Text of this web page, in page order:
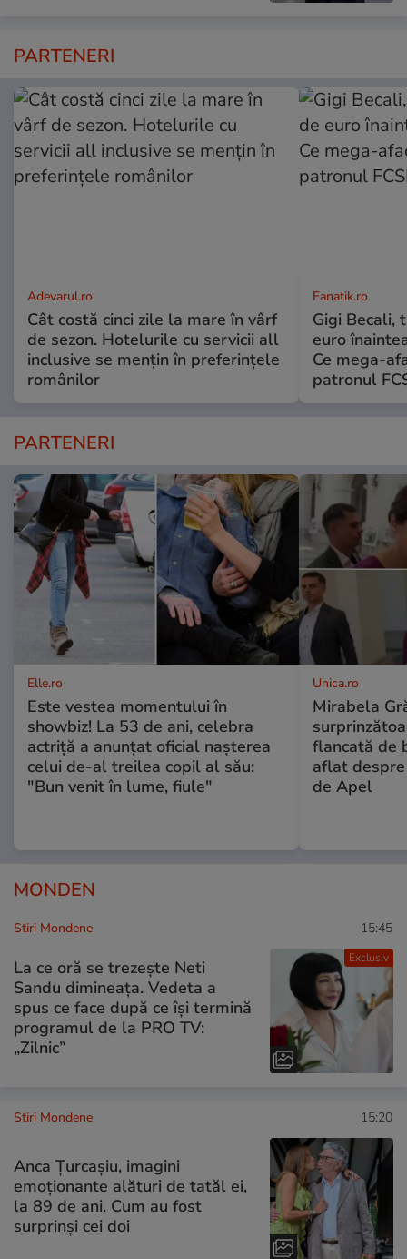
PARTENERI
Adevarul.ro
Cât costă cinci zile la mare în vârf
de sezon. Hotelurile cu servicii all
inclusive se mențin în preferințele
românilor
Fanatik.ro
Gigi Becali,
euro
Ce mega-
patronul
PARTENERI
Elle.ro
Este vestea momentului în
showbiz! La 53 de ani, celebra
actriță a anunțat oficial nașterea
celui de-al treilea copil al său:
"Bun venit în lume, fiule"
Unica.ro
Mirabela
flancată de
aflat
de Apel
MONDEN
Exclusiv
Stiri Mondene 15:45
La ce oră se trezește Neti
Sandu dimineața. Vedeta a
spus ce face după ce își termină
programul de la PRO TV:
„Zilnic”
Stiri Mondene 15:20
Anca Țurcașiu, imagini
emoționante alături de tatăl ei,
la 89 de ani. Cum au fost
surprinși cei doi